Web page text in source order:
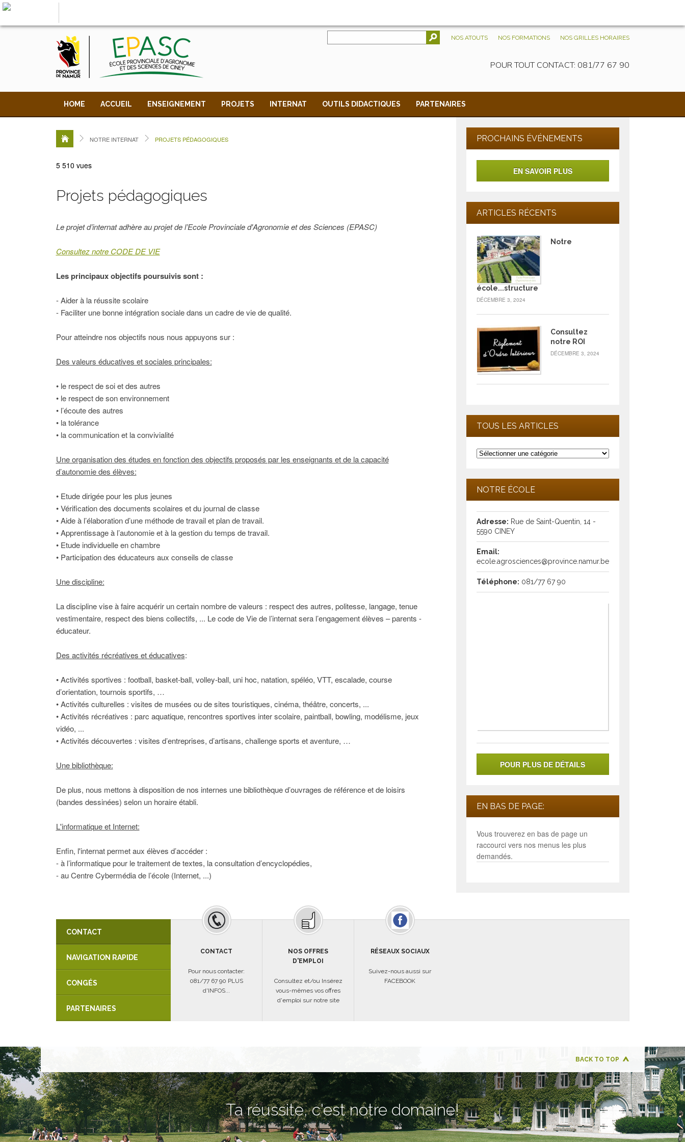
NOS ATOUTS NOS FORMATIONS NOS GRILLES HORAIRES
POUR TOUT CONTACT: 081/77 67 90
HOME ACCUEIL ENSEIGNEMENT PROJETS INTERNAT OUTILS DIDACTIQUES PARTENAIRES
NOTRE INTERNAT PROJETS PÉDAGOGIQUES
5 510 vues
Projets pédagogiques
Le projet d’internat adhère au projet de l’Ecole Provinciale d'Agronomie et des Sciences (EPASC)
Consultez notre CODE DE VIE
Les principaux objectifs poursuivis sont :
- Aider à la réussite scolaire
- Faciliter une bonne intégration sociale dans un cadre de vie de qualité.
Pour atteindre nos objectifs nous nous appuyons sur :
Des valeurs éducatives et sociales principales:
• le respect de soi et des autres
• le respect de son environnement
• l’écoute des autres
• la tolérance
• la communication et la convivialité
Une organisation des études en fonction des objectifs proposés par les enseignants et de la capacité
d’autonomie des élèves:
• Etude dirigée pour les plus jeunes
• Vérification des documents scolaires et du journal de classe
• Aide à l’élaboration d’une méthode de travail et plan de travail.
• Apprentissage à l’autonomie et à la gestion du temps de travail.
• Etude individuelle en chambre
• Participation des éducateurs aux conseils de classe
Une discipline:
La discipline vise à faire acquérir un certain nombre de valeurs : respect des autres, politesse, langage, tenue
vestimentaire, respect des biens collectifs, ... Le code de Vie de l’internat sera l’engagement élèves – parents -
éducateur.
Des activités récréatives et éducatives:
• Activités sportives : football, basket-ball, volley-ball, uni hoc, natation, spéléo, VTT, escalade, course
d’orientation, tournois sportifs, …
• Activités culturelles : visites de musées ou de sites touristiques, cinéma, théâtre, concerts, ...
• Activités récréatives : parc aquatique, rencontres sportives inter scolaire, paintball, bowling, modélisme, jeux
vidéo, ...
• Activités découvertes : visites d’entreprises, d’artisans, challenge sports et aventure, …
Une bibliothèque:
De plus, nous mettons à disposition de nos internes une bibliothèque d’ouvrages de référence et de loisirs
(bandes dessinées) selon un horaire établi.
L'informatique et Internet:
Enfin, l'internat permet aux élèves d’accéder :
- à l’informatique pour le traitement de textes, la consultation d’encyclopédies,
- au Centre Cybermédia de l’école (Internet, ...)
PROCHAINS ÉVÉNEMENTS
EN SAVOIR PLUS
ARTICLES RÉCENTS
Notre
école...structure
DÉCEMBRE 3, 2024
Consultez
notre ROI
DÉCEMBRE 3, 2024
TOUS LES ARTICLES
Tous
NOTRE ÉCOLE
Adresse: Rue de Saint-Quentin, 14 -
5590 CINEY
Email:
ecole.agrosciences@province.namur.be
Téléphone: 081/77 67 90
POUR PLUS DE DÉTAILS
EN BAS DE PAGE:
Vous trouverez en bas de page un
raccourci vers nos menus les plus
demandés.
CONTACT
NAVIGATION RAPIDE
CONGÉS
PARTENAIRES
CONTACT
Pour nous contacter:
081/77 67 90 PLUS
d'INFOS...
NOS OFFRES
D'EMPLOI
Consultez et/ou Insérez
vous-mêmes vos offres
d'emploi sur notre site
RÉSEAUX SOCIAUX
Suivez-nous aussi sur
FACEBOOK
BACK TO TOP
Ta réussite, c'est notre domaine!